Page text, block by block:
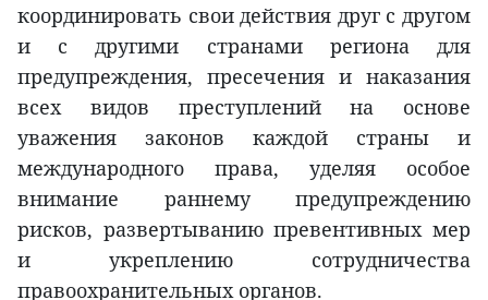
координировать свои действия друг с другом
и с другими странами региона для
предупреждения, пресечения и наказания
всех видов преступлений на основе
уважения законов каждой страны и
международного права, уделяя особое
внимание раннему предупреждению
рисков, развертыванию превентивных мер
и укреплению сотрудничества
правоохранительных органов.